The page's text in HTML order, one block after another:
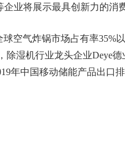
业将展示最具创新力的消
空气炸锅市场占有率35%
湿机行业龙头企业Deye
年中国移动储能产品出口